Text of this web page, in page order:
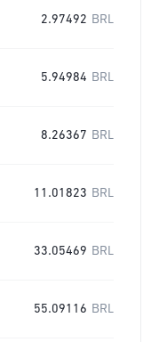
2.97492 BRL
5.94984 BRL
8.26367 BRL
11.01823 BRL
33.05469 BRL
55.09116 BRL